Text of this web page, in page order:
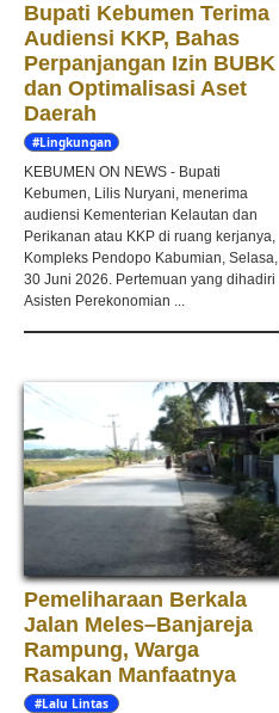
Bupati Kebumen Terima
Audiensi KKP, Bahas
Perpanjangan Izin BUBK
dan Optimalisasi Aset
Daerah
#Lingkungan
KEBUMEN ON NEWS - Bupati
Kebumen, Lilis Nuryani, menerima
audiensi Kementerian Kelautan dan
Perikanan atau KKP di ruang kerjanya,
Kompleks Pendopo Kabumian, Selasa,
30 Juni 2026. Pertemuan yang dihadiri
Asisten Perekonomian ...
Pemeliharaan Berkala
Jalan Meles–Banjareja
Rampung, Warga
Rasakan Manfaatnya
#Lalu Lintas